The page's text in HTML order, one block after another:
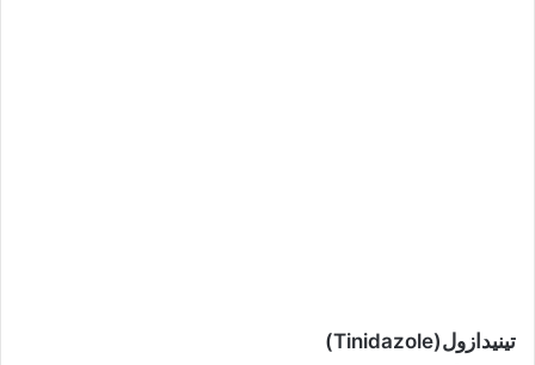
تينيدازول(Tinidazole)